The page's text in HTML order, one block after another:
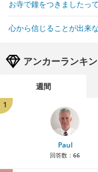
お寺で鐘をつきましたっ
心から信じることが出来
アンカーランキ
週間
1
Paul
回答数： 66